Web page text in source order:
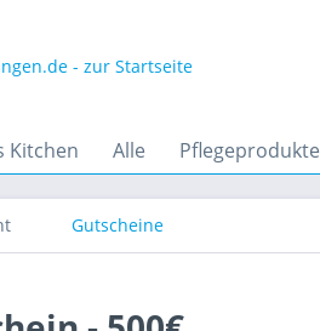
Kitchen Alle Pflegeprodukte
Gutscheine